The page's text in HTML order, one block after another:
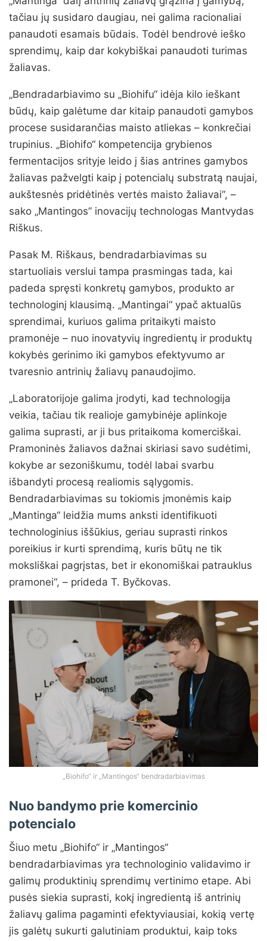
tačiau jų susidaro daugiau, nei galima racionaliai
panaudoti esamais būdais. Todėl bendrovė ieško
sprendimų, kaip dar kokybiškai panaudoti turimas
žaliavas.
„Bendradarbiavimo su „Biohifu“ idėja kilo ieškant
būdų, kaip galėtume dar kitaip panaudoti gamybos
procese susidarančias maisto atliekas – konkrečiai
trupinius. „Biohifo“ kompetencija grybienos
fermentacijos srityje leido į šias antrines gamybos
žaliavas pažvelgti kaip į potencialų substratą naujai,
aukštesnės pridėtinės vertės maisto žaliavai“, –
sako „Mantingos” inovacijų technologas Mantvydas
Riškus.
Pasak M. Riškaus, bendradarbiavimas su
startuoliais verslui tampa prasmingas tada, kai
padeda spręsti konkretų gamybos, produkto ar
technologinį klausimą. „Mantingai“ ypač aktualūs
sprendimai, kuriuos galima pritaikyti maisto
pramonėje – nuo inovatyvių ingredientų ir produktų
kokybės gerinimo iki gamybos efektyvumo ar
tvaresnio antrinių žaliavų panaudojimo.
„Laboratorijoje galima įrodyti, kad technologija
veikia, tačiau tik realioje gamybinėje aplinkoje
galima suprasti, ar ji bus pritaikoma komerciškai.
Pramoninės žaliavos dažnai skiriasi savo sudėtimi,
kokybe ar sezoniškumu, todėl labai svarbu
išbandyti procesą realiomis sąlygomis.
Bendradarbiavimas su tokiomis įmonėmis kaip
„Mantinga“ leidžia mums anksti identifikuoti
technologinius iššūkius, geriau suprasti rinkos
poreikius ir kurti sprendimą, kuris būtų ne tik
moksliškai pagrįstas, bet ir ekonomiškai patrauklus
pramonei“, – prideda T. Byčkovas.
„Biohifo“ ir „Mantingos“ bendradarbiavimas
Nuo bandymo prie komercinio
potencialo
Šiuo metu „Biohifo“ ir „Mantingos“
bendradarbiavimas yra technologinio validavimo ir
galimų produktinių sprendimų vertinimo etape. Abi
pusės siekia suprasti, kokį ingredientą iš antrinių
žaliavų galima pagaminti efektyviausiai, kokią vertę
jis galėtų sukurti galutiniam produktui, kaip toks